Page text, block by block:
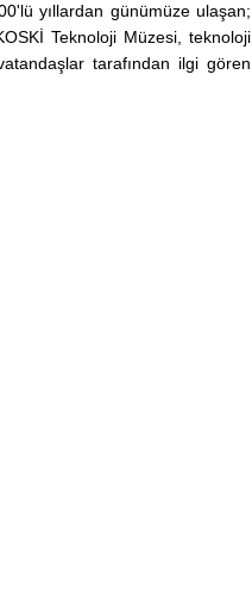
yıllardan günümüze ulaşan;
Teknoloji Müzesi, teknoloji
tarafından ilgi gören